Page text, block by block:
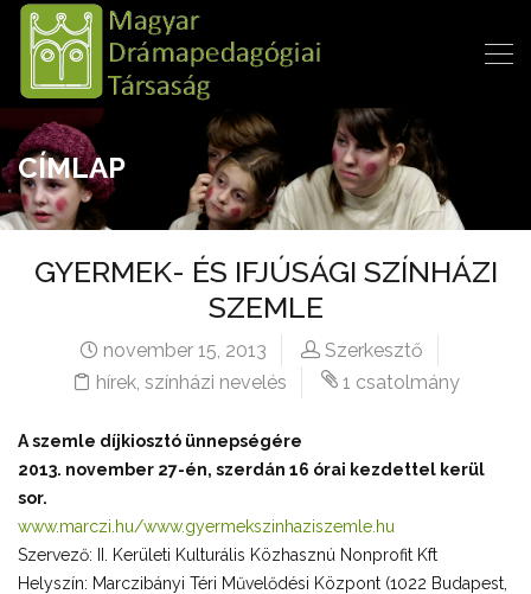
CÍMLAP
GYERMEK- ÉS IFJÚSÁGI SZÍNHÁZI
SZEMLE
november 15, 2013
Szerkesztő
hírek, színházi nevelés 1 csatolmány
A szemle díjkiosztó ünnepségére
2013. november 27-én, szerdán 16 órai kezdettel kerül
sor.
www.marczi.hu/www.gyermekszinhaziszemle.hu
Szervező: II. Kerületi Kulturális Közhasznú Nonprofit Kft
Helyszín: Marczibányi Téri Művelődési Központ (1022 Budapest,